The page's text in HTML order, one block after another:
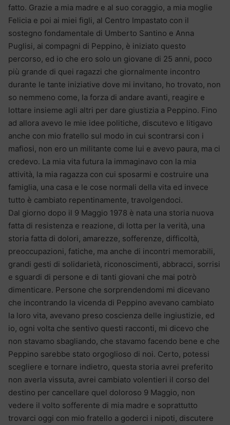
fatto. Grazie a mia madre e al suo coraggio, a mia moglie
Felicia e poi ai miei figli, al Centro Impastato con il
sostegno fondamentale di Umberto Santino e Anna
Puglisi, ai compagni di Peppino, è iniziato questo
percorso, ed io che ero solo un giovane di 25 anni, poco
più grande di quei ragazzi che giornalmente incontro
durante le tante iniziative dove mi invitano, ho trovato, non
so nemmeno come, la forza di andare avanti, reagire e
lottare insieme agli altri per dare giustizia a Peppino. Fino
ad allora avevo le mie idee politiche, discutevo e litigavo
anche con mio fratello sul modo in cui scontrarsi con i
mafiosi, non ero un militante come lui e avevo paura, ma ci
credevo. La mia vita futura la immaginavo con la mia
attività, la mia ragazza con cui sposarmi e costruire una
famiglia, una casa e le cose normali della vita ed invece
tutto è cambiato repentinamente, travolgendoci.
Dal giorno dopo il 9 Maggio 1978 è nata una storia nuova
fatta di resistenza e reazione, di lotta per la verità, una
storia fatta di dolori, amarezze, sofferenze, difficoltà,
preoccupazioni, fatiche, ma anche di incontri memorabili,
grandi gesti di solidarietà, riconoscimenti, abbracci, sorrisi
e sguardi di persone e di tanti giovani che mai potrò
dimenticare. Persone che sorprendendomi mi dicevano
che incontrando la vicenda di Peppino avevano cambiato
la loro vita, avevano preso coscienza delle ingiustizie, ed
io, ogni volta che sentivo questi racconti, mi dicevo che
non stavamo sbagliando, che stavamo facendo bene e che
Peppino sarebbe stato orgoglioso di noi. Certo, potessi
scegliere e tornare indietro, questa storia avrei preferito
non averla vissuta, avrei cambiato volentieri il corso del
destino per cancellare quel doloroso 9 Maggio, non
vedere il volto sofferente di mia madre e soprattutto
trovarci oggi con mio fratello a goderci i nipoti, discutere